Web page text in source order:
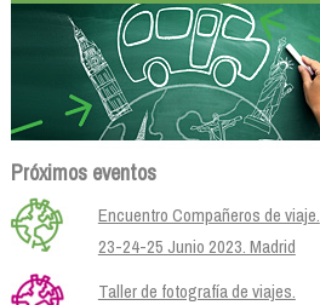
Próximos eventos
Encuentro Compañeros de viaje.
23-24-25 Junio 2023. Madrid
Taller de fotografía de viajes.